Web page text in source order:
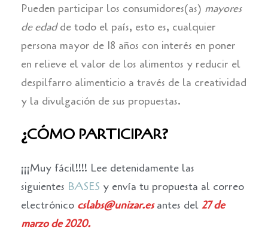
Pueden participar los consumidores(as) mayores
de edadde todo el país, esto es, cualquier
persona mayor de 18 años con interés en poner
en relieve el valor de los alimentos y reducir el
despilfarro alimenticio a través de la creatividad
y la divulgación de sus propuestas.
¿CÓMO PARTICIPAR?
¡¡¡Muy fácil!!!! Lee detenidamente las
siguientes BASES y envía tu propuesta al correo
electrónico cslabs@unizar.es antes del 27 de
marzo de 2020.